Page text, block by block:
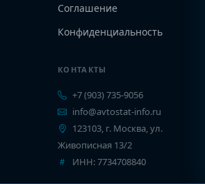
Соглашение
Конфиденциальность
КОНТАКТЫ
+7 (903) 735-9056
info@avtostat-info.ru
123103, г. Москва, ул.
Живописная 13/2
ИНН: 7734708840